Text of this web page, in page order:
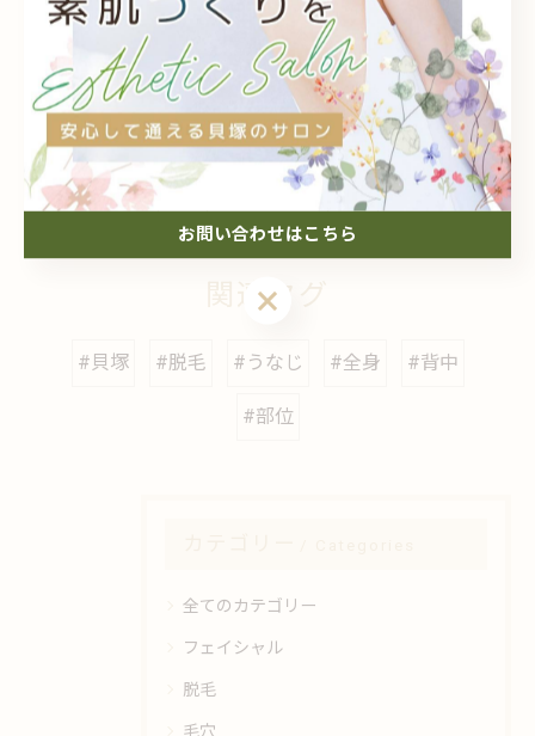
個人 メンズ 子供 介護 都度払い
< 前のページ 次のページ >
関連タグ
#貝塚 #脱毛 #うなじ #全身 #背中
#部位
全てのカテゴリー
フェイシャル
脱毛
毛穴
お問い合わせはこちら